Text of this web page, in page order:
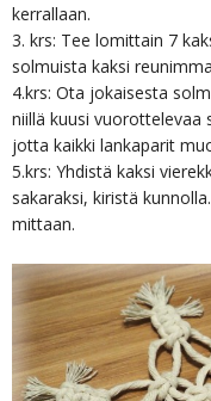
kerrallaan.
3. krs: Tee lomittain 7
solmuista kaksi
4.krs: Ota jokaisesta
niillä kuusi vuorottelevaa
jotta kaikki lankaparit
5.krs: Yhdistä kaksi
sakaraksi, kiristä
mittaan.